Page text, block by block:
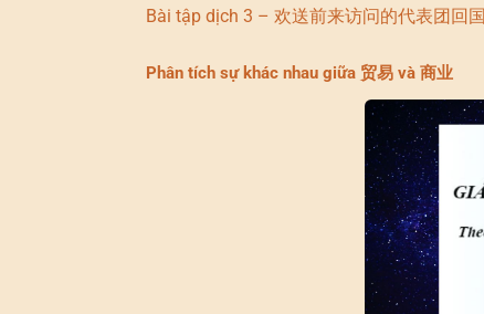
Bài tập dịch 3 – 欢送前来访问的代表团回国
Phân tích sự khác nhau giữa 贸易 và 商业